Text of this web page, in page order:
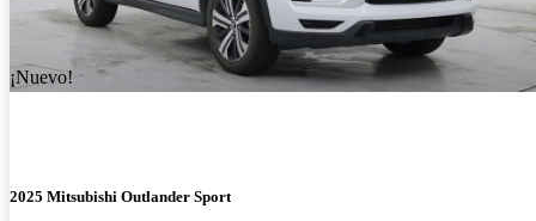
¡Nuevo!
2025 Mitsubishi Outlander Sport